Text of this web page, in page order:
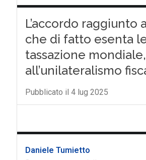
L’accordo raggiunto
che di fatto esenta
tassazione
all’unilateralismo
Pubblicato il 4 lug 2025
Daniele Tumietto